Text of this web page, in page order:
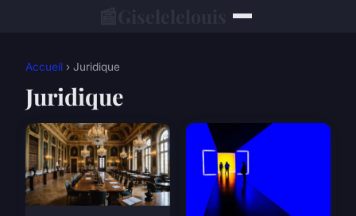
Accueil › Juridique
Juridique